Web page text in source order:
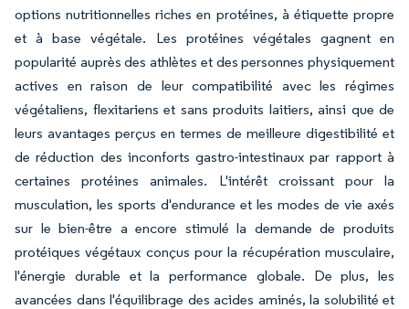
options nutritionnelles riches en protéines, à étiquette propre
et à base végétale. Les protéines végétales gagnent en
popularité auprès des athlètes et des personnes physiquement
actives en raison de leur compatibilité avec les régimes
végétaliens, flexitariens et sans produits laitiers, ainsi que de
leurs avantages perçus en termes de meilleure digestibilité et
de réduction des inconforts gastro-intestinaux par rapport à
certaines protéines animales. L'intérêt croissant pour la
musculation, les sports d'endurance et les modes de vie axés
sur le bien-être a encore stimulé la demande de produits
protéiques végétaux conçus pour la récupération musculaire,
l'énergie durable et la performance globale. De plus, les
avancées dans l'équilibrage des acides aminés, la solubilité et